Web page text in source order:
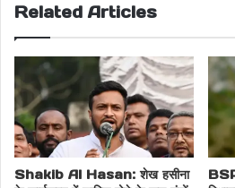
Related Articles
Shakib Al Hasan: शेख हसीना